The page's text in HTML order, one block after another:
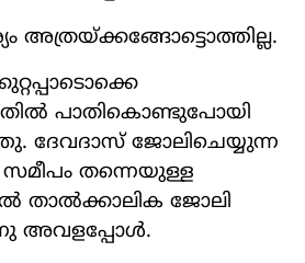
അത്രയ്ക്കങ്ങോട്ടൊത്തില്ല.
പാതികൊണ്ടുപോയി
ദേവദാസ് ജോലിചെയ്യുന്ന
തന്നെയുള്ള
താല്‍ക്കാലിക ജോലി
അവളപ്പോള്‍.